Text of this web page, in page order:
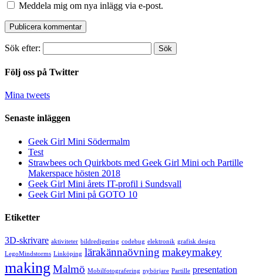
Meddela mig om nya inlägg via e-post.
Sök efter:
Följ oss på Twitter
Mina tweets
Senaste inläggen
Geek Girl Mini Södermalm
Test
Strawbees och Quirkbots med Geek Girl Mini och Partille
Makerspace hösten 2018
Geek Girl Mini årets IT-profil i Sundsvall
Geek Girl Mini på GOTO 10
Etiketter
3D-skrivare aktiviteter bildredigering codebug elektronik grafisk design
LegoMindstorms Linköping lärakännaövning makeymakey
making Malmö Mobilfotografering nybörjare Partille presentation